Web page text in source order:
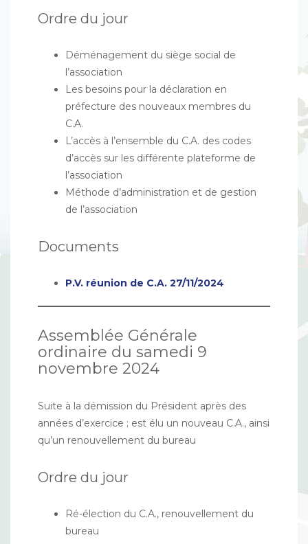
Ordre du jour
Déménagement du siège social de
l’association
Les besoins pour la déclaration en
préfecture des nouveaux membres du
C.A.
L’accès à l’ensemble du C.A. des codes
d’accès sur les différente plateforme de
l’association
Méthode d’administration et de gestion
de l’association
Documents
P.V. réunion de C.A. 27/11/2024
Assemblée Générale
ordinaire du samedi 9
novembre 2024
Suite à la démission du Président après des
années d’exercice ; est élu un nouveau C.A., ainsi
qu’un renouvellement du bureau
Ordre du jour
Ré-élection du C.A., renouvellement du
bureau